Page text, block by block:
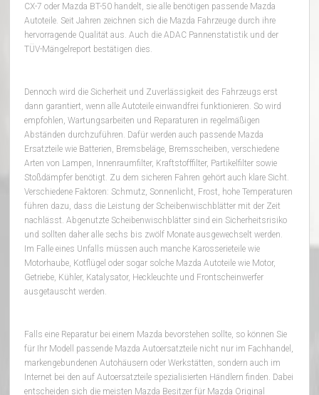
CX-7 oder Mazda BT-50 handelt, sie alle benötigen passende Mazda
Autoteile. Seit Jahren zeichnen sich die Mazda Fahrzeuge durch ihre
hervorragende Qualität aus. Auch die ADAC Pannenstatistik und der
TÜV-Mängelreport bestätigen dies.
Dennoch wird die Sicherheit und Zuverlässigkeit des Fahrzeugs erst
dann garantiert, wenn alle Autoteile einwandfrei funktionieren. So wird
empfohlen, Wartungsarbeiten und Reparaturen in regelmäßigen
Abständen durchzuführen. Dafür werden auch passende Mazda
Ersatzteile wie Batterien, Bremsbeläge, Bremsscheiben, verschiedene
Arten von Lampen, Innenraumfilter, Kraftstofffilter, Partikelfilter sowie
Stoßdämpfer benötigt. Zu dem sicheren Fahren gehört auch klare Sicht.
Verschiedene Faktoren: Schmutz, Sonnenlicht, Frost, hohe Temperaturen
führen dazu, dass die Leistung der Scheibenwischblätter mit der Zeit
nachlässt. Abgenutzte Scheibenwischblätter sind ein Sicherheitsrisiko
und sollten daher alle sechs bis zwölf Monate ausgewechselt werden.
Im Falle eines Unfalls müssen auch manche Karosserieteile wie
Motorhaube, Kotflügel oder sogar solche Mazda Autoteile wie Motor,
Getriebe, Kühler, Katalysator, Heckleuchte und Frontscheinwerfer
ausgetauscht werden.
Falls eine Reparatur bei einem Mazda bevorstehen sollte, so können Sie
für Ihr Modell passende Mazda Autoersatzteile nicht nur im Fachhandel,
markengebundenen Autohäusern oder Werkstätten, sondern auch im
Internet bei den auf Autoersatzteile spezialisierten Händlern finden. Dabei
entscheiden sich die meisten Mazda Besitzer für Mazda Original